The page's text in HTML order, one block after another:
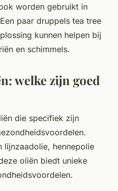
worden gebruikt in
paar druppels tea tree
kunnen helpen bij
en schimmels.
welke zijn goed
die specifiek zijn
lijnzaadolie, hennepolie
oliën biedt unieke